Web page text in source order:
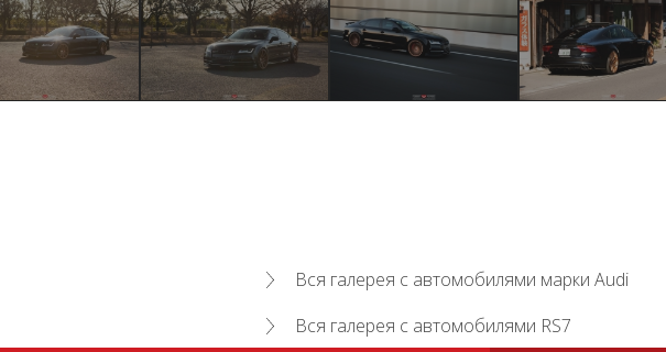
Вся галерея с автомобилями марки Audi
Вся галерея с автомобилями RS7